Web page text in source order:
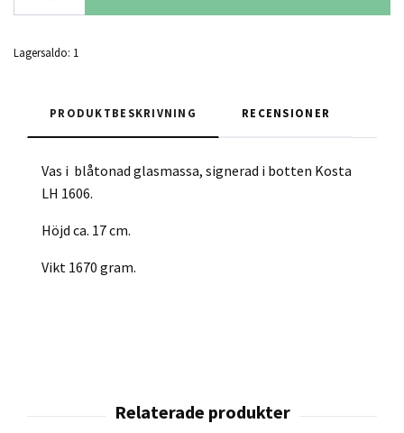
Lagersaldo: 1
PRODUKTBESKRIVNING RECENSIONER
Vas i blåtonad glasmassa, signerad i botten Kosta
LH 1606.
Höjd ca. 17 cm.
Vikt 1670 gram.